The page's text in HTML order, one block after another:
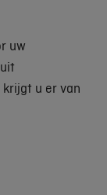
uw
u er van